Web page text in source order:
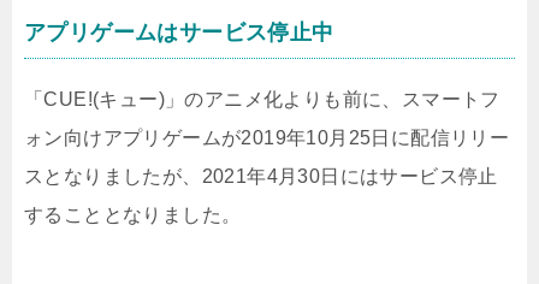
アプリゲームはサービス停止中
「CUE!(キュー)」のアニメ化よりも前に、スマートフ
ォン向けアプリゲームが2019年10月25日に配信リリー
スとなりましたが、2021年4月30日にはサービス停止
することとなりました。